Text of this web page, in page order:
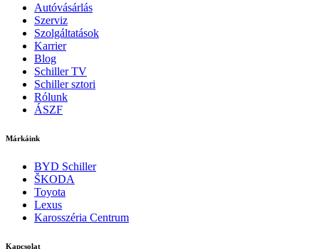
Autóvásárlás
Szerviz
Szolgáltatások
Karrier
Blog
Schiller TV
Schiller sztori
Rólunk
ÁSZF
Márkáink
BYD Schiller
ŠKODA
Toyota
Lexus
Karosszéria Centrum
Kapcsolat